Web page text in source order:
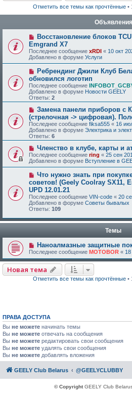
Отметить все темы как прочтённые•
Объявления
Восстановление блоков
Emgrand X7
Последнее сообщение xRDI « 10 окт
Добавлено в форуме Услуги
Ребрендинг Джили Клуб
обновился логотип
Последнее сообщение
Добавлено в форуме Новости GEELY
Ответы: 2
Замена панели приборов с
(стрелочная -> цифровая).
Последнее сообщение fiksa555 « 16
Добавлено в форуме Электрика и
Ответы: 6
Членство в клубе, карты и
Последнее сообщение ring « 25 сен
Добавлено в форуме Вступление в
Что нужно знать при
советов! (Geely Coolray SX11,
UPD 12.01.21
Последнее сообщение VIN-code « 20
Добавлено в форуме Советы бывалых
Ответы: 109
Темы
Наноалмазные защитные
Последнее сообщение MOTOBOR «
Новая тема
Отметить все темы как прочтённые•
ПРАВА ДОСТУПА
Вы не можете начинать темы
Вы не можете отвечать на сообщения
Вы не можете редактировать свои сообщения
Вы не можете удалять свои сообщения
Вы не можете добавлять вложения
GEELY Club Belarus @GEELYCLUBBY
© CopyrightGEELY Club